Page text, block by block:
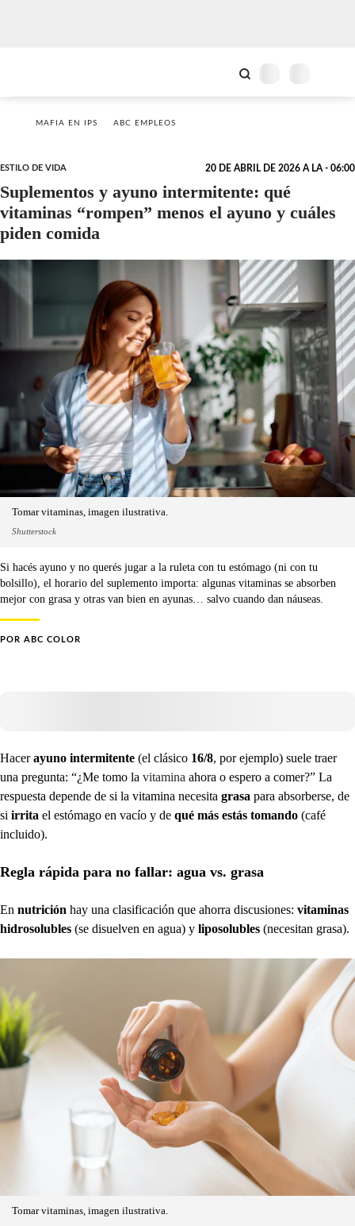
MAFIA EN IPS ABC EMPLEOS
ESTILO DE VIDA 20 DE ABRIL DE 2026 A LA - 06:00
Suplementos y ayuno intermitente: qué
vitaminas “rompen” menos el ayuno y cuáles
piden comida
Tomar vitaminas, imagen ilustrativa.
Shutterstock
Si hacés ayuno y no querés jugar a la ruleta con tu estómago (ni con tu
bolsillo), el horario del suplemento importa: algunas vitaminas se absorben
mejor con grasa y otras van bien en ayunas… salvo cuando dan náuseas.
POR ABC COLOR
Hacerayuno intermitente (el clásico 16/8, por ejemplo) suele traer
una pregunta: “¿Me tomo la vitamina ahora o espero a comer?” La
respuesta depende de si la vitamina necesita grasa para absorberse, de
si irrita el estómago en vacío y de qué más estás tomando (café
incluido).
Regla rápida para no fallar: agua vs. grasa
En nutrición hay una clasificación que ahorra discusiones: vitaminas
hidrosolubles (se disuelven en agua) y liposolubles (necesitan grasa).
Tomar vitaminas, imagen ilustrativa.